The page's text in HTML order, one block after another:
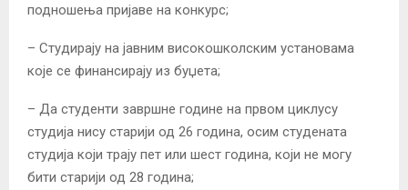
подношења пријаве на конкурс;
– Студирају на јавним високошколским установама
које се финансирају из буџета;
– Да студенти завршне године на првом циклусу
студија нису старији од 26 година, осим студената
студија који трају пет или шест година, који не могу
бити старији од 28 година;